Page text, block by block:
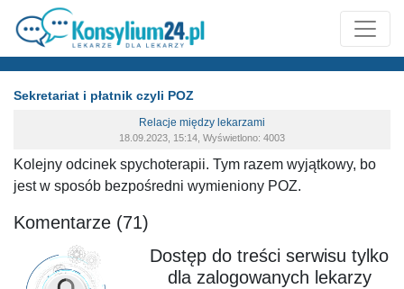
Sekretariat i płatnik czyli POZ
Relacje między lekarzami
18.09.2023, 15:14, Wyświetlono: 4003
Kolejny odcinek spychoterapii. Tym razem wyjątkowy, bo
jest w sposób bezpośredni wymieniony POZ.
Komentarze (71)
Dostęp do treści serwisu tylko
dla zalogowanych lekarzy